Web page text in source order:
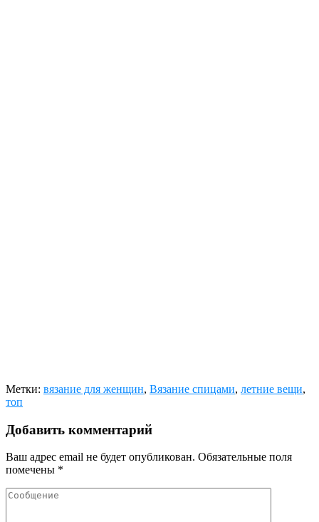
Метки: вязание для женщин, Вязание спицами, летние вещи,
топ
Добавить комментарий
Ваш адрес email не будет опубликован. Обязательные поля
помечены *